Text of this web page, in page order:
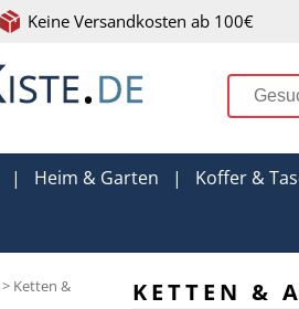
Keine Versandkosten ab 100€
| Heim & Garten | Koffer &
> Ketten &
KETTEN &